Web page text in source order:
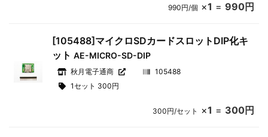
990円/個 ×1 = 990円
[105488]マイクロSDカードスロットDIP化キ
ットAE-MICRO-SD-DIP
秋月電子通商
105488
1セット 300円
300円/セット ×1 = 300円